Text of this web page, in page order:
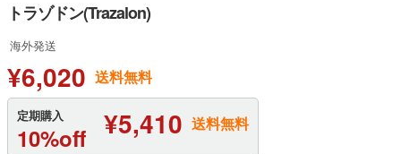
トラゾドン(Trazalon)
海外発送
¥6,020 送料無料
定期購入
10%off ¥5,410 送料無料